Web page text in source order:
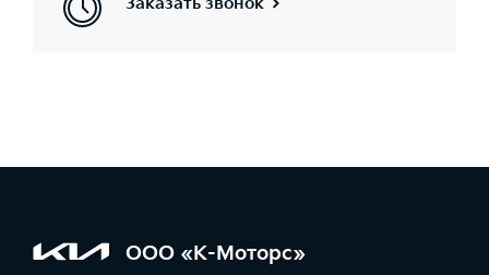
ООО «К-Моторс»